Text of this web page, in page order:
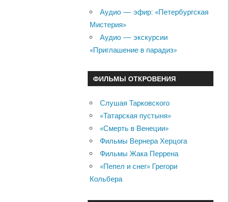
Аудио — эфир: «Петербургская
Мистерия»
Аудио — экскурсии
«Приглашение в парадиз»
ФИЛЬМЫ ОТКРОВЕНИЯ
Слушая Тарковского
«Татарская пустыня»
«Смерть в Венеции»
Фильмы Вернера Херцога
Фильмы Жака Перрена
«Пепел и снег» Грегори
Кольбера